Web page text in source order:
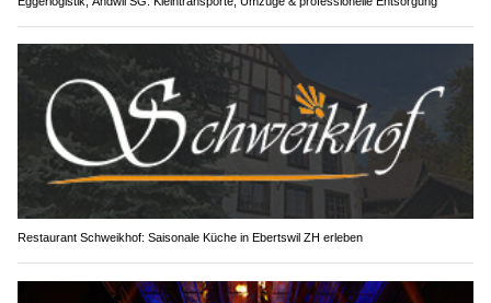
Restaurant Schweikhof: Saisonale Küche in Ebertswil ZH erleben